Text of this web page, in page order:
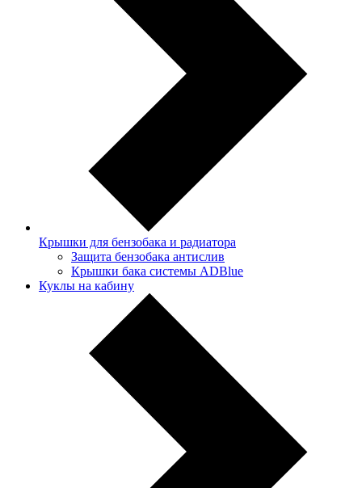
Крышки для бензобака и радиатора
Защита бензобака антислив
Крышки бака системы ADBlue
Куклы на кабину